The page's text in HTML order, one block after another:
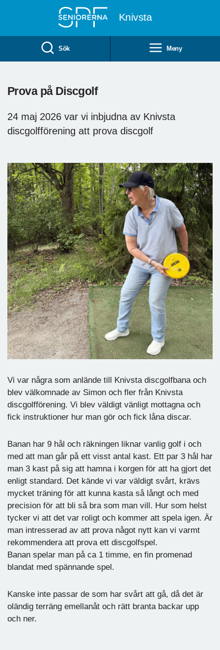
Knivsta
Sök Meny
Prova på Discgolf
24 maj 2026 var vi inbjudna av Knivsta
discgolfförening att prova discgolf
Vi var några som anlände till Knivsta discgolfbana och
blev välkomnade av Simon och fler från Knivsta
discgolfförening. Vi blev väldigt vänligt mottagna och
fick instruktioner hur man gör och fick låna discar.
Banan har 9 hål och räkningen liknar vanlig golf i och
med att man går på ett visst antal kast. Ett par 3 hål har
man 3 kast på sig att hamna i korgen för att ha gjort det
enligt standard. Det kände vi var väldigt svårt, krävs
mycket träning för att kunna kasta så långt och med
precision för att bli så bra som man vill. Hur som helst
tycker vi att det var roligt och kommer att spela igen. Är
man intresserad av att prova något nytt kan vi varmt
rekommendera att prova ett discgolfspel.
Banan spelar man på ca 1 timme, en fin promenad
blandat med spännande spel.
Kanske inte passar de som har svårt att gå, då det är
oländig terräng emellanåt och rätt branta backar upp
och ner.